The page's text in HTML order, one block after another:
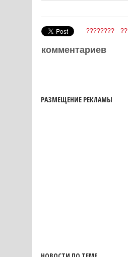
????????
комментариев
РАЗМЕЩЕНИЕ РЕКЛАМЫ